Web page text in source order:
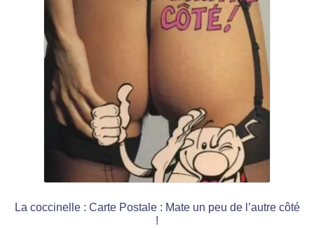
La coccinelle : Carte Postale : Mate un peu de l’autre côté
!